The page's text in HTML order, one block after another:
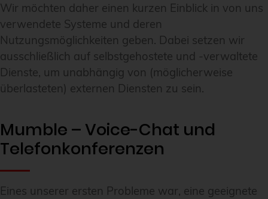
Wir möchten daher einen kurzen Einblick in von uns
verwendete Systeme und deren
Nutzungsmöglichkeiten geben. Dabei setzen wir
ausschließlich auf selbstgehostete und -verwaltete
Dienste, um unabhängig von (möglicherweise
überlasteten) externen Diensten zu sein.
Mumble – Voice-Chat und
Telefonkonferenzen
Eines unserer ersten Probleme war, eine geeignete